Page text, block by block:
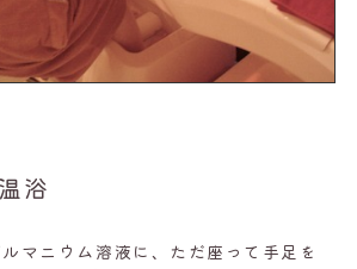
浴
マニウム溶液に、ただ座って手足を